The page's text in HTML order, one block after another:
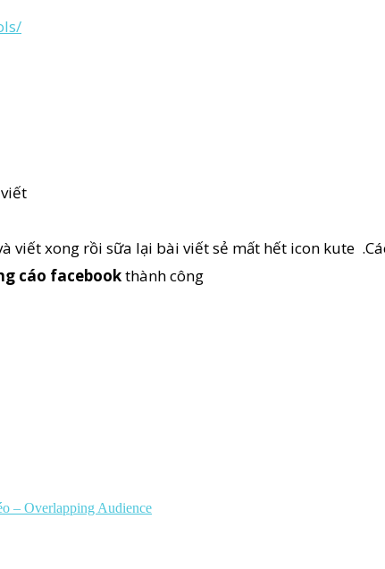
viết xong rồi sữa lại bài viết sẻ mất hết icon kute
cáo facebookthành công
– Overlapping Audience